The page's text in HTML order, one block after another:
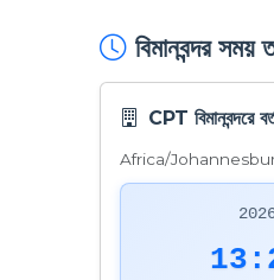
বিমানবন্দর
CPT বিমানবন্দরে
Africa/